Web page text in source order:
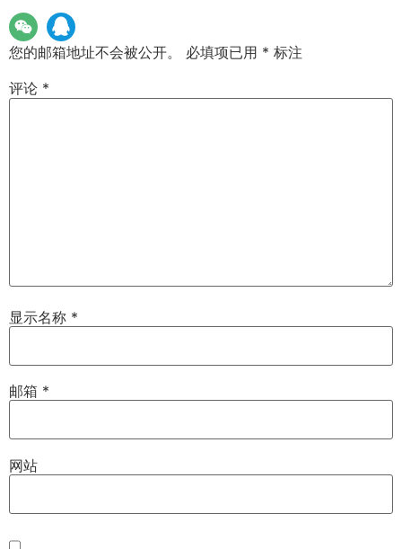
您的邮箱地址不会被公开。 必填项已用 * 标注
评论 *
显示名称 *
邮箱 *
网站